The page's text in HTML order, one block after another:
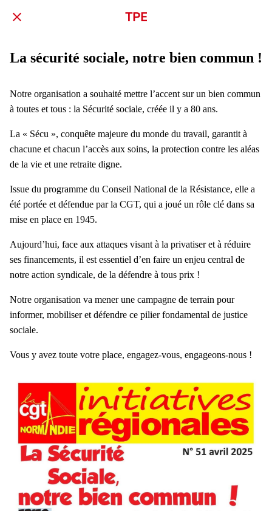
TPE
La sécurité sociale, notre bien commun !
Notre organisation a souhaité mettre l’accent sur un bien commun
à toutes et tous : la Sécurité sociale, créée il y a 80 ans.
La « Sécu », conquête majeure du monde du travail, garantit à
chacune et chacun l’accès aux soins, la protection contre les aléas
de la vie et une retraite digne.
Issue du programme du Conseil National de la Résistance, elle a
été portée et défendue par la CGT, qui a joué un rôle clé dans sa
mise en place en 1945.
Aujourd’hui, face aux attaques visant à la privatiser et à réduire
ses financements, il est essentiel d’en faire un enjeu central de
notre action syndicale, de la défendre à tous prix !
Notre organisation va mener une campagne de terrain pour
informer, mobiliser et défendre ce pilier fondamental de justice
sociale.
Vous y avez toute votre place, engagez-vous, engageons-nous !